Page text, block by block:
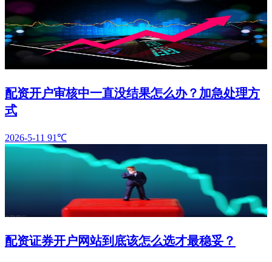
配资开户审核中一直没结果怎么办？加急处理方
式
2026-5-11 91℃
配资证券开户网站到底该怎么选才最稳妥？